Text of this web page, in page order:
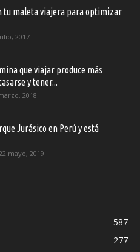
tu maleta viajera para optimizar
2017
que viajar produce más
y tener...
2018
Jurásico en Perú y está
mayo, 2019
587
277